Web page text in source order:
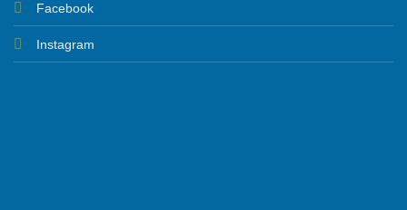
Facebook
Instagram